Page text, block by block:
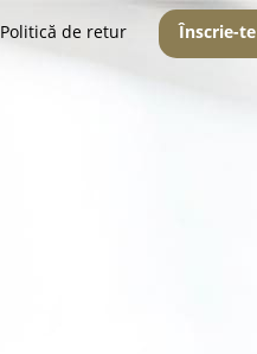
Politică de retur Înscrie-te